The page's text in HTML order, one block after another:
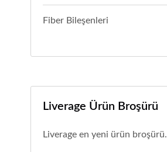
Fiber Bileşenleri
Liverage Ürün Broşürü
Liverage en yeni ürün broşürü.